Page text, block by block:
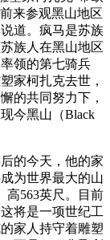
来参观黑山地区
道。疯马是苏族
族人在黑山地区
领的第七骑兵
家柯扎克去世，
的共同努力下，
今黑山（Black
的今天，他的家
为世界最大的山
高563英尺。目前
将是一项世纪工
家人持守着雕塑